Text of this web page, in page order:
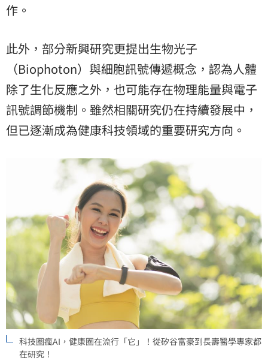
作。
此外，部分新興研究更提出生物光子
（Biophoton）與細胞訊號傳遞概念，認為人體
除了生化反應之外，也可能存在物理能量與電子
訊號調節機制。雖然相關研究仍在持續發展中，
但已逐漸成為健康科技領域的重要研究方向。
科技圈瘋AI，健康圈在流行「它」！從矽谷富豪到長壽醫學專家都
在研究！